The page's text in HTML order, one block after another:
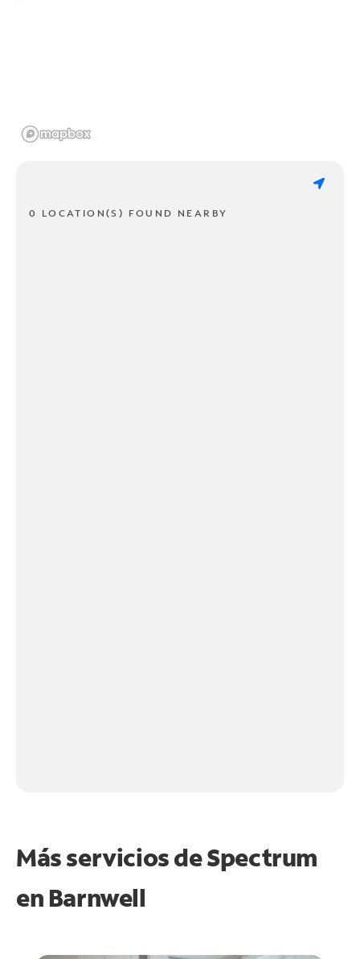
0 LOCATION(S) FOUND NEARBY
Más servicios de Spectrum
en Barnwell